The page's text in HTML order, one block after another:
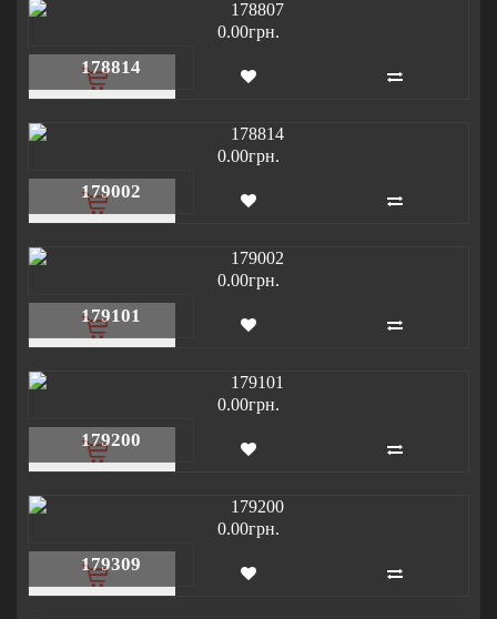
0.00грн.
178814
0.00грн.
179002
0.00грн.
179101
0.00грн.
179200
0.00грн.
179309